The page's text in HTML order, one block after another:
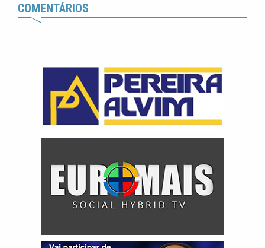
COMENTÁRIOS